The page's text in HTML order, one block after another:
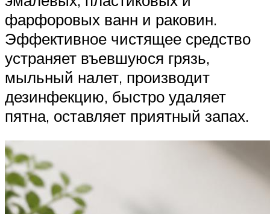
фарфоровых ванн и раковин.
Эффективное чистящее средство
устраняет въевшуюся грязь,
мыльный налет, производит
дезинфекцию, быстро удаляет
пятна, оставляет приятный запах.